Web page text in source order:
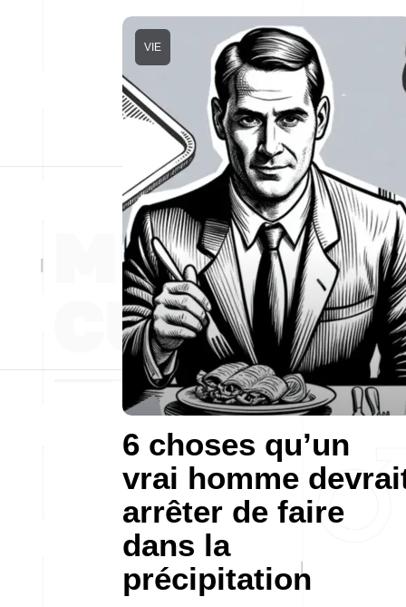
6 choses qu’un
vrai homme
arrêter de faire
dans la
précipitation
VIE